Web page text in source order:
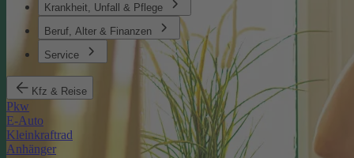
Krankheit, Unfall & Pflege
Beruf, Alter & Finanzen
Service
Kfz & Reise
Pkw
E-Auto
Kleinkraftrad
Anhänger